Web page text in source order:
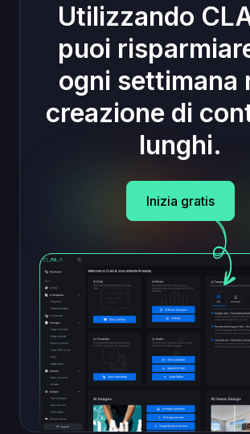
Utilizzando
puoi
ogni settimana
creazione di
lunghi.
Inizia gratis